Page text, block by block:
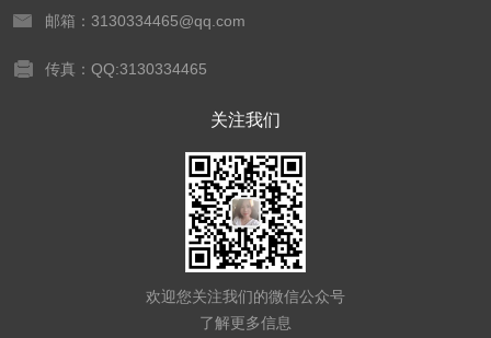
邮箱：3130334465@qq.com
传真：QQ:3130334465
关注我们
欢迎您关注我们的微信公众号
了解更多信息